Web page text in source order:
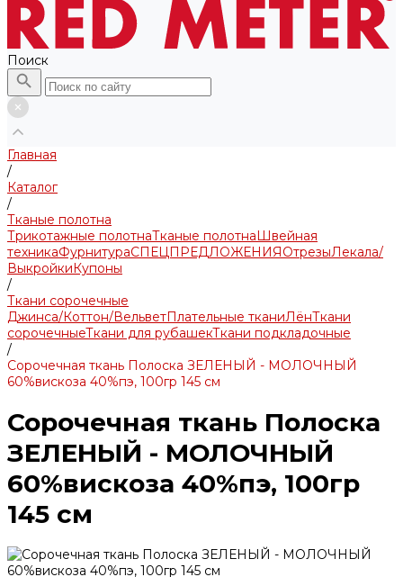
Поиск
Главная
/
Каталог
/
Тканые полотна
Трикотажные полотнаТканые полотнаШвейная
техникаФурнитураСПЕЦПРЕДЛОЖЕНИЯОтрезыЛекала/
ВыкройкиКупоны
/
Ткани сорочечные
Джинса/Коттон/ВельветПлательные тканиЛёнТкани
сорочечныеТкани для рубашекТкани подкладочные
/
Сорочечная ткань Полоска ЗЕЛЕНЫЙ - МОЛОЧНЫЙ
60%вискоза 40%пэ, 100гр 145 см
Сорочечная ткань Полоска
ЗЕЛЕНЫЙ - МОЛОЧНЫЙ
60%вискоза 40%пэ, 100гр
145 см